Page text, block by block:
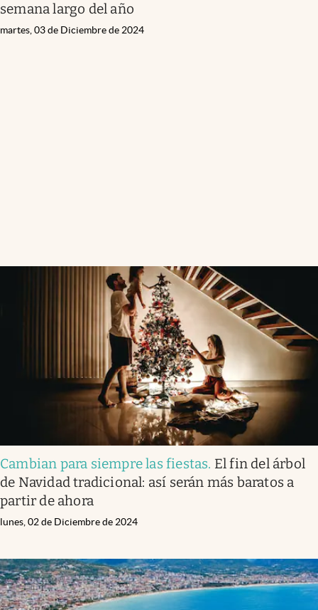
semana largo del año
martes, 03 de Diciembre de 2024
Cambian para siempre las fiestas. El fin del árbol
de Navidad tradicional: así serán más baratos a
partir de ahora
lunes, 02 de Diciembre de 2024